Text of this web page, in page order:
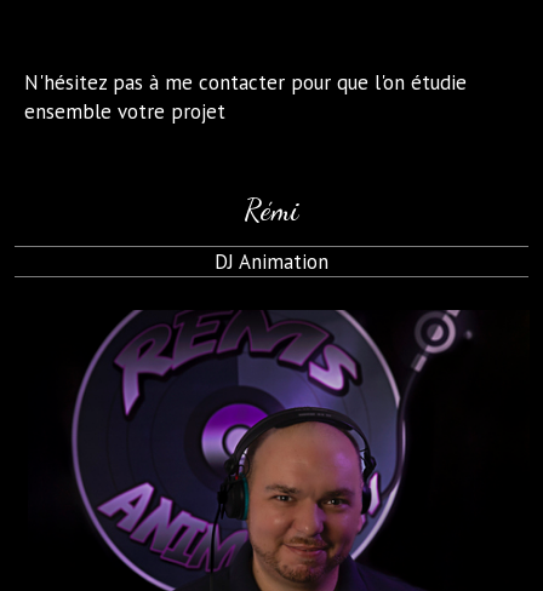
N'hésitez pas à me contacter pour que l'on étudie
ensemble votre projet
Rémi
DJ Animation